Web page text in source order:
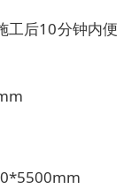
工后10分钟内便